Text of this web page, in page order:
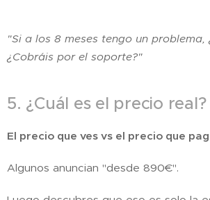
"Si a los 8 meses tengo un problema,
¿Cobráis por el soporte?"
5. ¿Cuál es el precio real?
El precio que ves vs el precio que
Algunos anuncian "desde 890€".